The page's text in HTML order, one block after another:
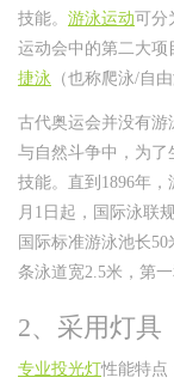
技能。 游泳运动可分
运动会中的第二大项
捷泳 （也称爬泳/自
古代奥运会并没有游
与自然斗争中，为了
技能。直到1896年
月1日起，国际泳联
国际标准游泳池长
条泳道宽2.5米，第
2、采用灯具
专业投光灯性能特点